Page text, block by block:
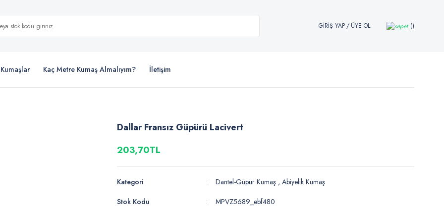
GİRİŞ YAP/ ÜYE OL
Kaç Metre Kumaş Almalıyım? İletişim
Dallar Fransız Güpürü Lacivert
203,70TL
Kategori Dantel-Güpür Kumaş , Abiyelik Kumaş
Stok Kodu
MPVZ5689_ebf480